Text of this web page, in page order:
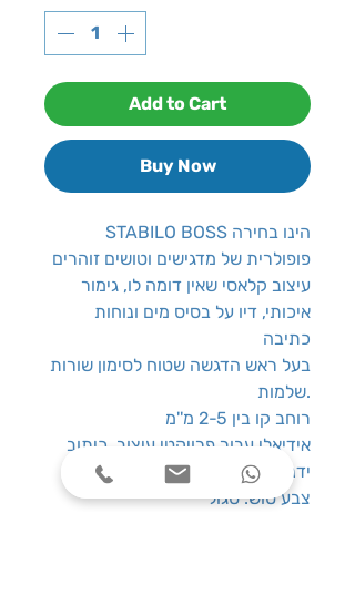
Add to Cart
Buy Now
STABILO BOSS הינו בחירה
פופולרית של מדגישים וטושים זוהרים
עיצוב קלאסי שאין דומה לו, גימור
איכותי, דיו על בסיס מים ונוחות
כתיבה
בעל ראש הדגשה שטוח לסימון שורות
שלמות.
רוחב קו בין 2-5 מ''מ
אידיאלי עבור פרויקטי עיצוב, כיתוב
ידני ויומן
צבע טוש: סגול